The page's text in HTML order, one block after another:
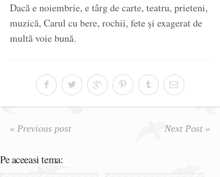
Dacă e noiembrie, e târg de carte, teatru, prieteni,
muzică, Carul cu bere, rochii, fete și exagerat de
multă voie bună.
« Previous post Next Post »
Pe aceeasi tema: